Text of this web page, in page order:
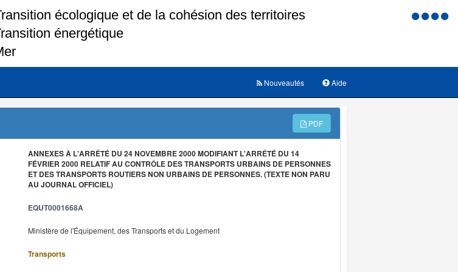
Menu
Aide
Nouveautés
PDF
ANNEXES À L'ARRÊTÉ DU 24 NOVEMBRE 2000 MODIFIANT L'ARRÊTÉ DU 14
FÉVRIER 2000 RELATIF AU CONTRÔLE DES TRANSPORTS URBAINS DE PERSONNES
ET DES TRANSPORTS ROUTIERS NON URBAINS DE PERSONNES. (TEXTE NON PARU
AU JOURNAL OFFICIEL)
EQUT0001668A
Ministère de l'Équipement, des Transports et du Logement
Transports